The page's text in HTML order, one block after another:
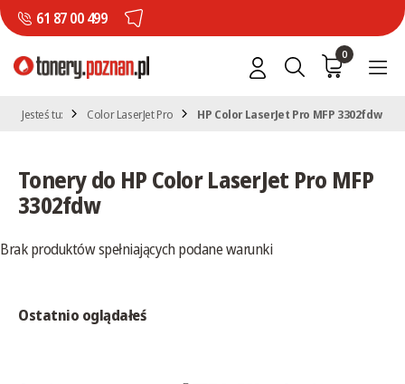
61 87 00 499
0
Jesteś tu: Color LaserJet Pro HP Color LaserJet Pro MFP 3302fdw
Tonery do HP Color LaserJet Pro MFP
3302fdw
Brak produktów spełniających podane warunki
Ostatnio oglądałeś